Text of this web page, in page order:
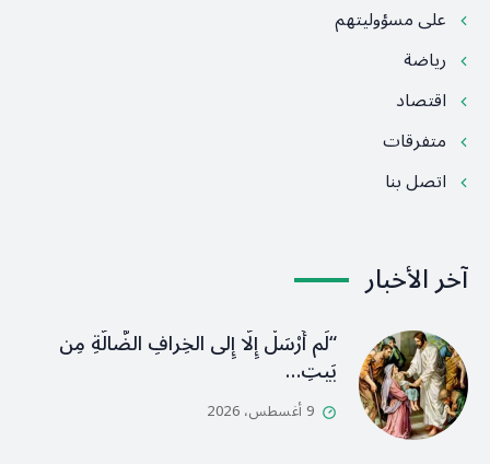
على مسؤوليتهم
رياضة
اقتصاد
متفرقات
اتصل بنا
آخر الأخبار
“لَم أُرْسَلْ إِلَّا إِلى الخِرافِ الضَّالَّةِ مِن
بَيتِ…
9 أغسطس، 2026